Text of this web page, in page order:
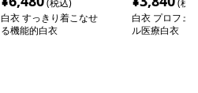
(税込)
白衣 すっきり着こなせ
る機能的白衣
(税
白衣 プロフェ
ル医療白衣